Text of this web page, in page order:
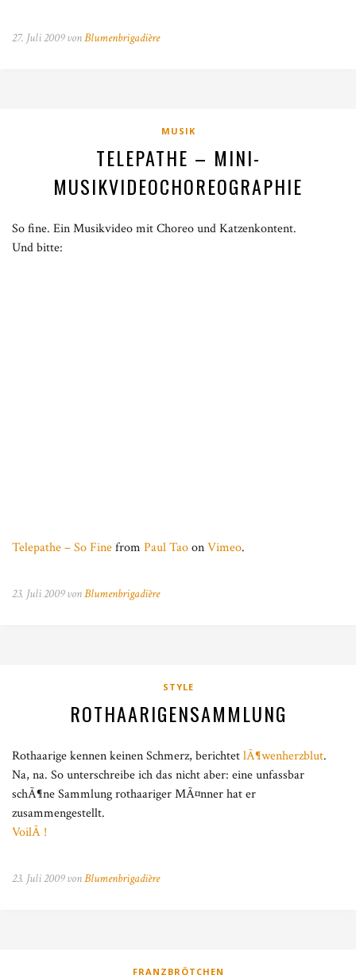
27. Juli 2009 vonBlumenbrigadière
MUSIK
TELEPATHE – MINI-
MUSIKVIDEOCHOREOGRAPHIE
So fine. Ein Musikvideo mit Choreo und Katzenkontent.
Und bitte:
Telepathe – So Finefrom Paul TaoonVimeo.
23. Juli 2009 vonBlumenbrigadière
STYLE
ROTHAARIGENSAMMLUNG
Rothaarige kennen keinen Schmerz, berichtetlÃ¶wenherzblut.
Na, na. So unterschreibe ich das nicht aber: eine unfassbar
schÃ¶ne Sammlung rothaariger MÃ¤nner hat er
zusammengestellt.
VoilÃ !
23. Juli 2009 vonBlumenbrigadière
FRANZBRÖTCHEN